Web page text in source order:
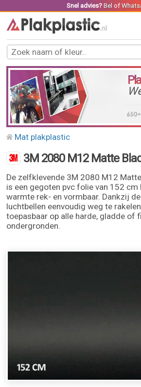
Snel advies? Belof
Mat plakplastic
3M 2080 M12 Matte
De zelfklevende 3M 2080 M12
is een gegoten pvc folie van 152 cm
warmte rek- en vormbaar. Dankzij
luchtbellen eenvoudig weg te
toepasbaar op alle harde, gladde of
ondergronden.